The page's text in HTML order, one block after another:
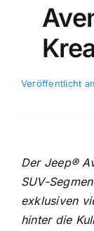
Veröffentlicht
Der Jeep®
SUV-
exklusiven
hinter die